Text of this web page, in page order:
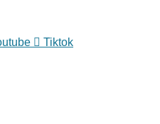
Tiktok